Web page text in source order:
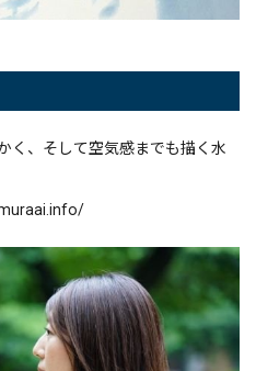
く、そして空気感までも描く水